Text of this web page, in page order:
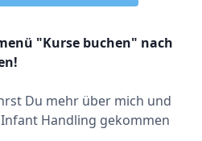
"Kurse buchen" nach
Du mehr über mich und
Handling gekommen